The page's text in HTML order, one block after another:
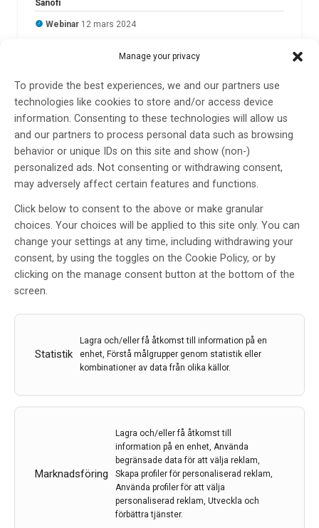
Manage your privacy
To provide the best experiences, we and our partners use
technologies like cookies to store and/or access device
information. Consenting to these technologies will allow us
and our partners to process personal data such as browsing
behavior or unique IDs on this site and show (non-)
personalized ads. Not consenting or withdrawing consent,
may adversely affect certain features and functions.
Click below to consent to the above or make granular
choices. Your choices will be applied to this site only. You can
change your settings at any time, including withdrawing your
consent, by using the toggles on the Cookie Policy, or by
clicking on the manage consent button at the bottom of the
screen.
Statistik
Lagra och/eller få åtkomst till information på en
enhet, Förstå målgrupper genom statistik eller
kombinationer av data från olika källor.
Marknadsföring
Lagra och/eller få åtkomst till
information på en enhet, Använda
begränsade data för att välja reklam,
Skapa profiler för personaliserad reklam,
Använda profiler för att välja
personaliserad reklam, Utveckla och
förbättra tjänster.
Sanofi
Webinar12 mars 2024
Beyond the Surface : Understanding Smoldering
Neuroinflammation
Are you up-to-date with the latest research on
Smoldering MS and its impact on disability
progression in MS patients? If you want to learn
more and delve deeper, secure your spot for this
engaging virtual event on March 12th.
Four of your colleagues, MS experts on the topic of
Smoldering MS, will share and discuss the latest
science, their perspectives, and insights into the
intricacies of Smoldering MS.
Join us as we uncover the complexities of
Smoldering Neuroinflammation in MS:
Sahlgrenska Academy, University of Gothenburg,
Sahlgrenska University Hospital
Professor of Neurology
University of Turku